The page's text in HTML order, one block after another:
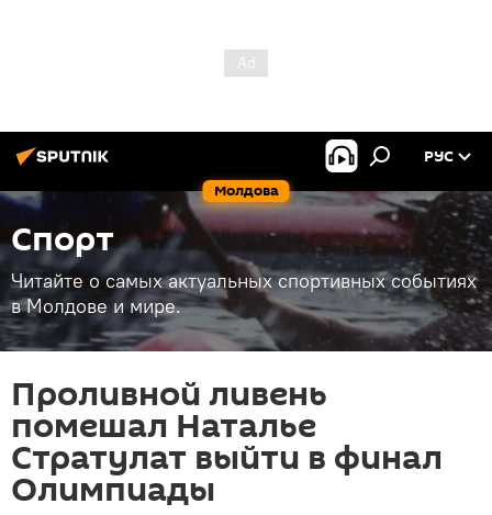
Молдова
РУС
Спорт
Читайте о самых актуальных спортивных событиях
в Молдове и мире.
Проливной ливень
помешал Наталье
Стратулат выйти в финал
Олимпиады